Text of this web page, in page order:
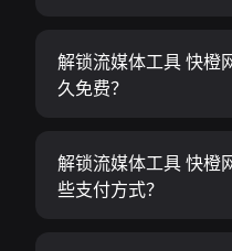
解锁流媒体工具 快橙
久免费？
解锁流媒体工具 快橙
些支付方式？